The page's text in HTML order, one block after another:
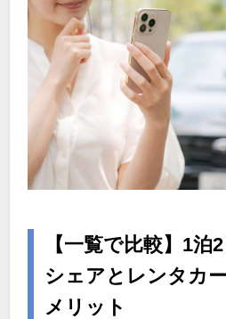
【一覧で比較】1泊
シェアとレンタカ
メリット